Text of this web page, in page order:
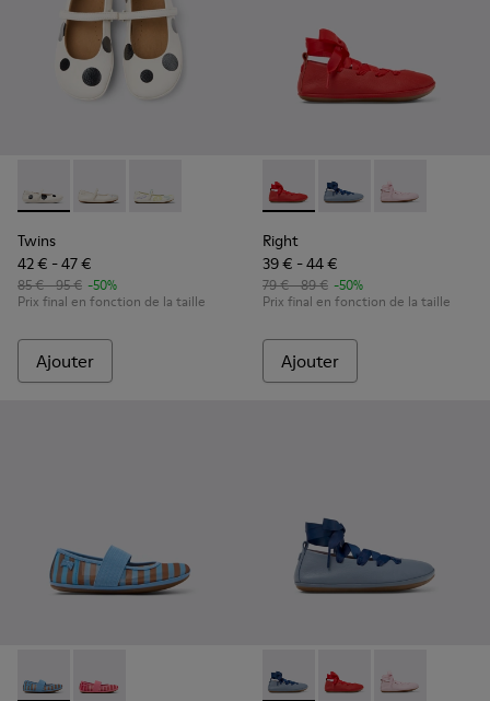
Twins - K800486-011 - Ballerines pour enfants en cuir blanc
Twins - K800486-007 - Ballerines en cuir blanc pour
Twins - K800486-005 - Babies en cuir blanc
Twins
42 € - 47 €
85 € - 95 € -50%
Prix final en fonction de la taille
Ajouter
Right - K800674-003 -
Right - K800674-
Right -
Right
39 € - 44 €
79 € - 89 € -50%
Prix final en fonction de la taille
Ajouter
Right - K800696-002 - Ballerines en textile et cuir bleues
Right - K800696-001 - Ballerines roses en textile et
Right - K800674-002 -
Right - K800674-
Right -